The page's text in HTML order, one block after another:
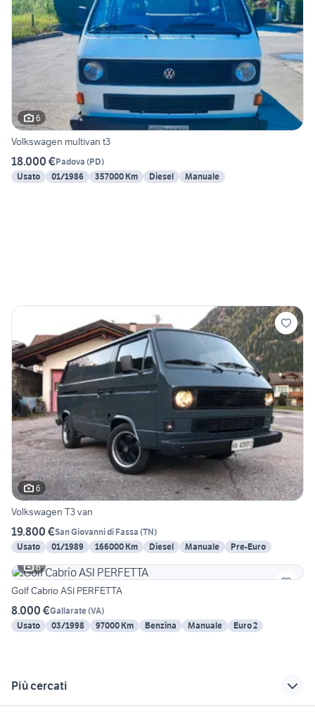
6
Volkswagen multivan t3
18.000 €Padova (PD)
Usato
01/1986 357000 Km Diesel Manuale
6
Volkswagen T3 van
19.800 €San Giovanni di Fassa (TN)
Usato
01/1989 166000 Km Diesel Manuale
Pre-Euro
6
Golf Cabrio ASI PERFETTA
8.000 €Gallarate(VA)
Usato
03/1998 97000 Km Benzina Manuale Euro 2
Più cercati